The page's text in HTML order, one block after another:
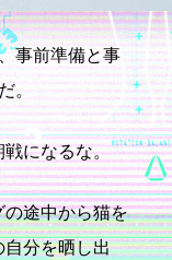
事前準備と事
になるな。
途中から猫を
分を晒し出